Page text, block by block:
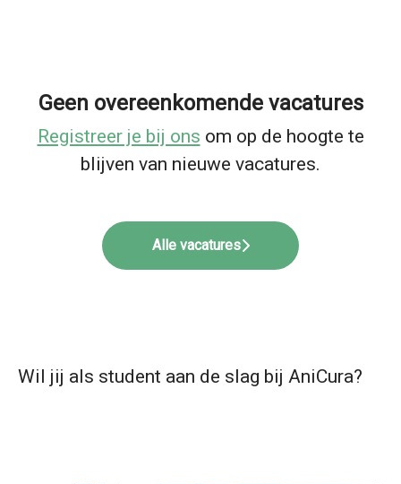
Geen overeenkomende vacatures
Registreer je bij ons om op de hoogte te
blijven van nieuwe vacatures.
Alle vacatures
Wil jij als student aan de slag bij AniCura?